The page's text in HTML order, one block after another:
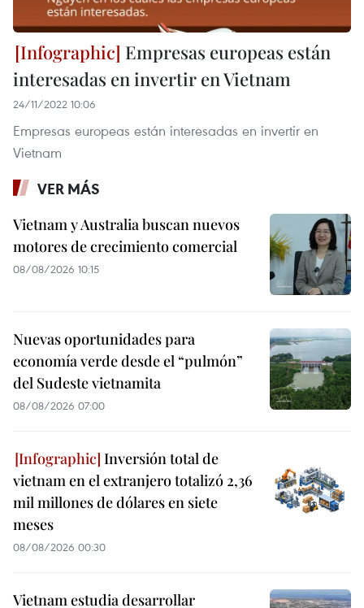
Empresas europeas están
interesadas en invertir en Vietnam
24/11/2022 10:06
Empresas europeas están interesadas en invertir en
Vietnam
VER MÁS
Vietnam y Australia buscan nuevos
motores de crecimiento comercial
08/08/2026 10:15
Nuevas oportunidades para
economía verde desde el “pulmón”
del Sudeste vietnamita
08/08/2026 07:00
Inversión total de
vietnam en el extranjero totalizó 2,36
mil millones de dólares en siete
meses
08/08/2026 00:30
Vietnam estudia desarrollar